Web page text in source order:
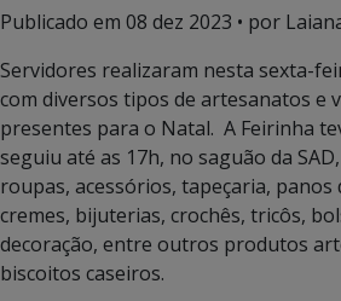
Publicado em 08 dez 2023 • por
Servidores realizaram nesta sexta-
com diversos tipos de artesanatos e
presentes para o Natal. A Feirinha
seguiu até as 17h, no saguão da
roupas, acessórios, tapeçaria,
cremes, bijuterias, crochês, tricôs,
decoração, entre outros produtos
biscoitos caseiros.